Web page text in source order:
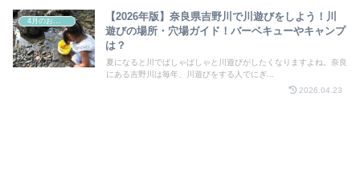
【2026年版】奈良県吉野川で川遊びをしよう！川
遊びの場所・穴場ガイド！バーベキューやキャンプ
は？
夏になると川でばしゃばしゃと川遊びがしたくなりますよね。奈良
にある吉野川は毎年、川遊びをする人でにぎ...
2026.04.23